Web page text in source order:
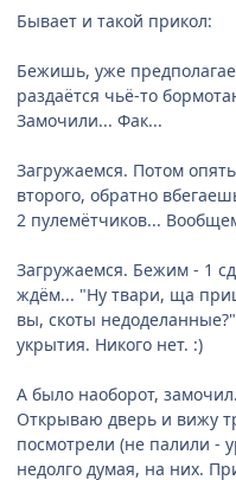
Бывает и такой прикол:
Бежишь, уже
раздаётся чьё-то
Замочили... Фак...
Загружаемся. Потом
второго, обратно
2 пулемётчиков...
Загружаемся. Бежим - 1
ждём... "Ну твари, ща
вы, скоты
укрытия. Никого нет. :)
А было наоборот,
Открываю дверь и вижу
посмотрели (не палили -
недолго думая, на них.